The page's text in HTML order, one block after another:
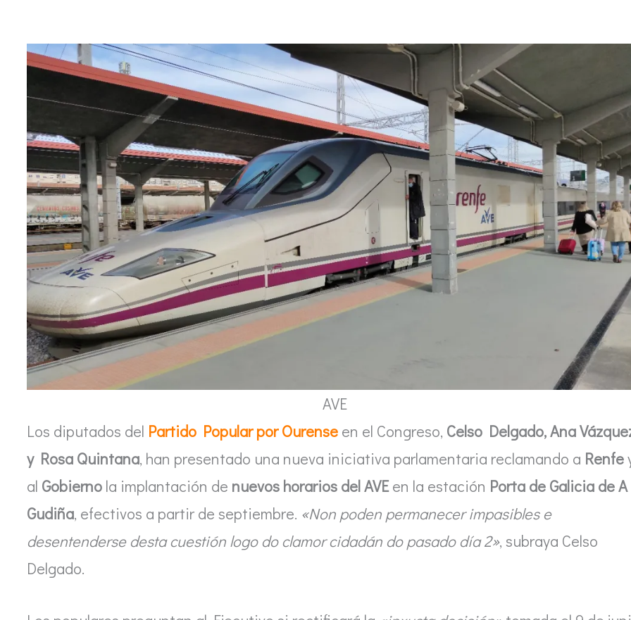
AVE
Los diputados del Partido Popular por Ourense en el Congreso, Celso Delgado, Ana
y Rosa Quintana, han presentado una nueva iniciativa parlamentaria reclamando a Renfe
al Gobierno la implantación de nuevos horarios del AVEen la estación Porta de Galicia de A
Gudiña, efectivos a partir de septiembre. «Non poden permanecer impasibles e
desentenderse desta cuestión logo do clamor cidadán do pasado día 2», subraya Celso
Delgado.